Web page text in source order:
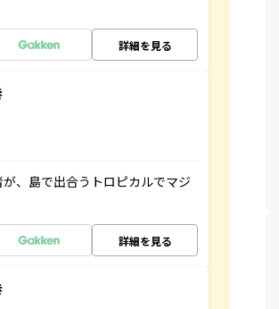
詳細を見る
、島で出合うトロピカルでマジ
詳細を見る